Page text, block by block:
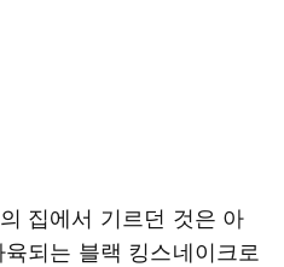
집에서 기르던 것은 아
되는 블랙 킹스네이크로